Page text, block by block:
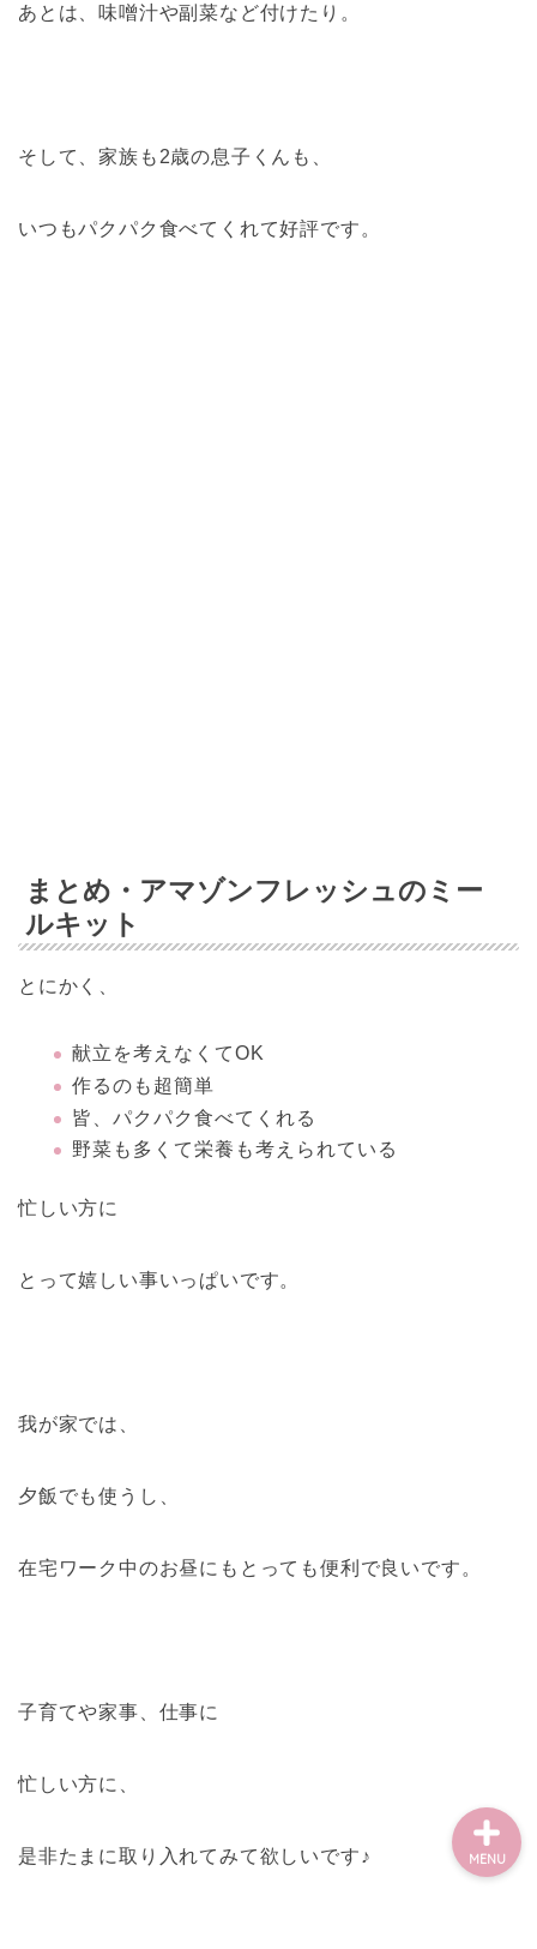
あとは、味噌汁や副菜など付けたり。
そして、家族も2歳の息子くんも、
いつもパクパク食べてくれて好評です。
まとめ・アマゾンフレッシュのミー
ルキット
とにかく、
献立を考えなくてOK
作るのも超簡単
皆、パクパク食べてくれる
野菜も多くて栄養も考えられている
忙しい方に
とって嬉しい事いっぱいです。
我が家では、
夕飯でも使うし、
在宅ワーク中のお昼にもとっても便利で良いです。
子育てや家事、仕事に
忙しい方に、
是非たまに取り入れてみて欲しいです♪ MENU
子育て